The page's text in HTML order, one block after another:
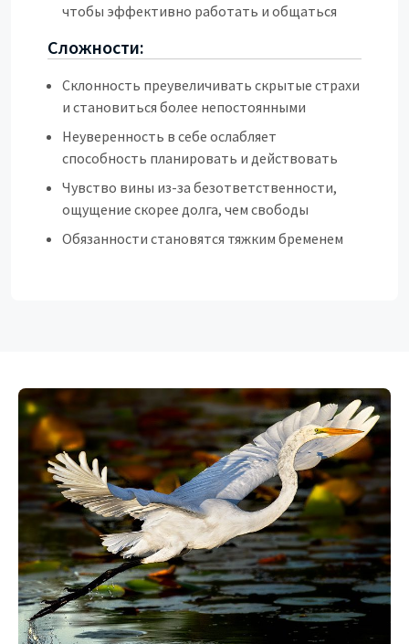
чтобы эффективно работать и общаться
Сложности:
Склонность преувеличивать скрытые страхи
и становиться более непостоянными
Неуверенность в себе ослабляет
способность планировать и действовать
Чувство вины из-за безответственности,
ощущение скорее долга, чем свободы
Обязанности становятся тяжким бременем